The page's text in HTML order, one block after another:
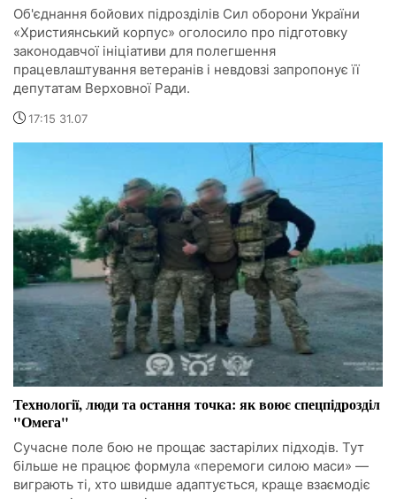
Об'єднання бойових підрозділів Сил оборони України
«Християнський корпус» оголосило про підготовку
законодавчої ініціативи для полегшення
працевлаштування ветеранів і невдовзі запропонує її
депутатам Верховної Ради.
17:15 31.07
Технології, люди та остання точка: як воює спецпідрозділ
"Омега"
Сучасне поле бою не прощає застарілих підходів. Тут
більше не працює формула «перемоги силою маси» —
виграють ті, хто швидше адаптується, краще взаємодіє